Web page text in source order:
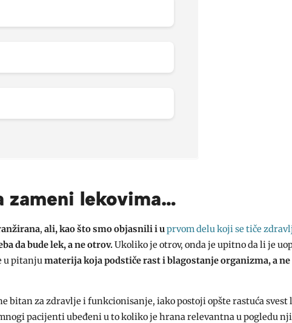
zameni lekovima…
,ali, kao što smo objasnili i uprvom delu koji se tiče
da bude lek, a ne otrov.Ukoliko je otrov, onda je upitno da li je
u pitanjumaterija koja podstiče rast i blagostanje organizma, a ne
bitan za zdravlje i funkcionisanje, iako postoji opšte rastuća svest
pacijenti ubeđeni u to koliko je hrana relevantna u pogledu